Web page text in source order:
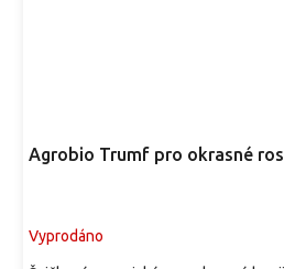
Agrobio Trumf pro okrasné
Vyprodáno